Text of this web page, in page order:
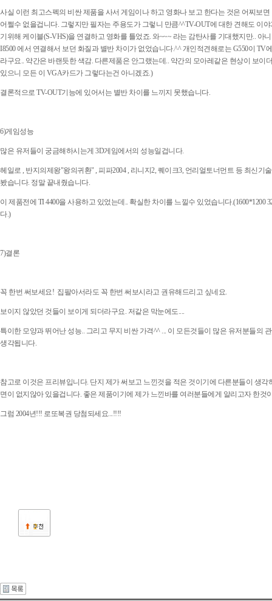
사실 이런 최고스펙의 비싼 제품을 사서 게임이나 하고 영화나 보고 한다는 것은 어찌보
어쩔수 없을겁니다. 그렇지만 필자는 주용도가 그렇니 만큼^^TV-OUT에 대한 견해도 이
기위해 케이블(S-VHS)을 연결하고 영화를 틀었죠. 와~~~ 라는 감탄사를 기대했지만.. 아
I8500 에서 연결해서 보던 화질과 별반 차이가 없었습니다.^^ 개인적견해로는 G550이 TV
라구요.. 약간은 바랜듯한 색감. 다른제품은 안그랬는데.. 약간의 모아레같은 현상이 보이
있으니 모든 이 VGA카드가 그렇다는건 아니겠죠.)
결론적으로 TV-OUT기능에 있어서는 별반 차이를 느끼지 못했습니다.
6)게임성능
많은 유저들이 궁금해하시는게 3D게임에서의 성능일겁니다.
헤일로 , 반지의제왕"왕의귀환" , 피파2004 , 리니지2, 퀘이크3, 언리얼토너먼트 등 최신기
봤습니다. 정말 끝내줬습니다.
이 제품전에 TI 4400을 사용하고 있었는데.. 확실한 차이를 느낄수 있었습니다.(1600*1200
다.)
7)결론
꼭 한번 써보세요! 집팔아서라도 꼭 한번 써보시라고 권유해드리고 싶네요.
보이지 않았던 것들이 보이게 되더라구요. 저같은 막눈에도....
특이한 모양과 뛰어난 성능.. 그리고 무지 비싼 가격^^ ... 이 모든것들이 많은 유저분들의
생각됩니다.
참고로 이것은 프리뷰입니다. 단지 제가 써보고 느낀것을 적은 것이기에 다른분들이 생각
면이 없지않아 있을겁니다. 좋은 제품이기에 제가 느낀바를 여러분들에게 알리고자 한것
그럼 2004년!!! 로또복권 당첨되세요...!!!!
2